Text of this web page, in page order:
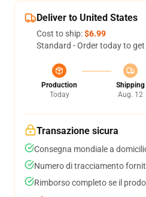
Deliver to United States
Cost to ship:$6.99
Standard - Order today to
Production
Today
Shipping
Aug. 12
Transazione sicura
Consegna mondiale a
Numero di tracciamento
Rimborso completo se il